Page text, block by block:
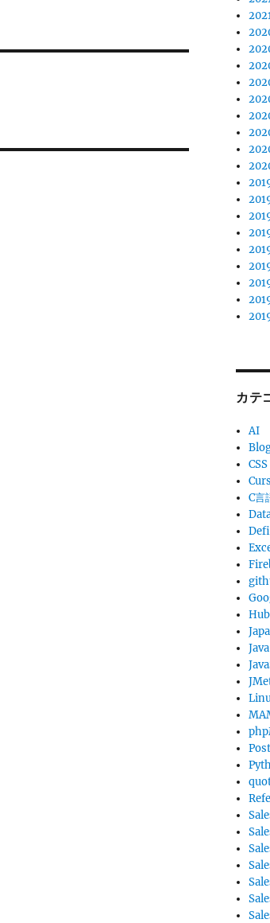
カテ
AI
CSS
C言
Java